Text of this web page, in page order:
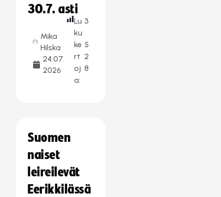
30.7. asti
Mika
Hilska
24.07.
2026
Lu
ku
ke
rt
oj
a:
3
5
2
8
Suomen
naiset
leireilevät
Eerikkilässä